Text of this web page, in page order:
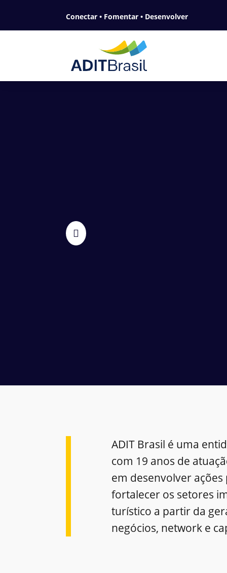
Conectar • Fomentar • Desenvolver
ADIT Brasil é uma
com 19 anos de
em desenvolver ações
fortalecer os setores
turístico a partir da
negócios, network e